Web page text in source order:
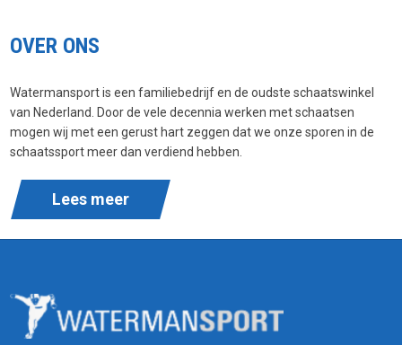
OVER ONS
Watermansport is een familiebedrijf en de oudste schaatswinkel
van Nederland. Door de vele decennia werken met schaatsen
mogen wij met een gerust hart zeggen dat we onze sporen in de
schaatssport meer dan verdiend hebben.
Lees meer